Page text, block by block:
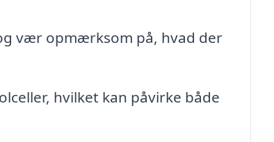
vær opmærksom på, hvad der
hvilket kan påvirke både